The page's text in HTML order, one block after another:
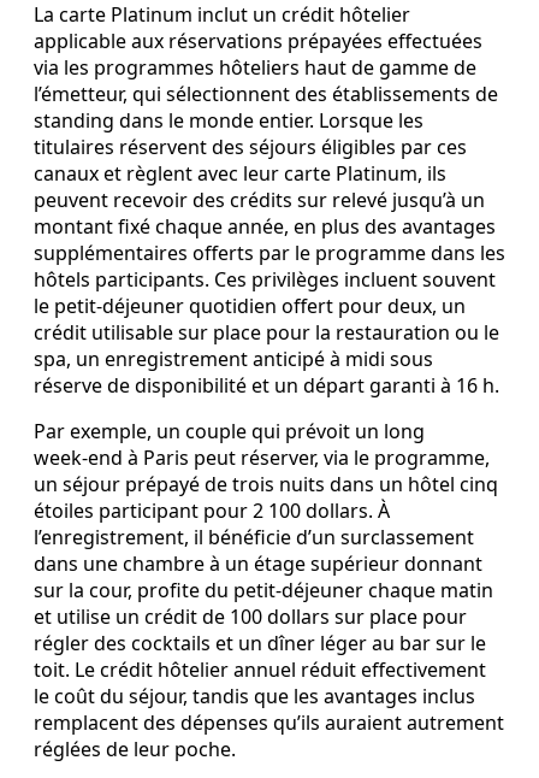
La carte Platinum inclut un crédit hôtelier
applicable aux réservations prépayées effectuées
via les programmes hôteliers haut de gamme de
l’émetteur, qui sélectionnent des établissements de
standing dans le monde entier. Lorsque les
titulaires réservent des séjours éligibles par ces
canaux et règlent avec leur carte Platinum, ils
peuvent recevoir des crédits sur relevé jusqu’à un
montant fixé chaque année, en plus des avantages
supplémentaires offerts par le programme dans les
hôtels participants. Ces privilèges incluent souvent
le petit-déjeuner quotidien offert pour deux, un
crédit utilisable sur place pour la restauration ou le
spa, un enregistrement anticipé à midi sous
réserve de disponibilité et un départ garanti à 16 h.
Par exemple, un couple qui prévoit un long
week‑end à Paris peut réserver, via le programme,
un séjour prépayé de trois nuits dans un hôtel cinq
étoiles participant pour 2 100 dollars. À
l’enregistrement, il bénéficie d’un surclassement
dans une chambre à un étage supérieur donnant
sur la cour, profite du petit‑déjeuner chaque matin
et utilise un crédit de 100 dollars sur place pour
régler des cocktails et un dîner léger au bar sur le
toit. Le crédit hôtelier annuel réduit effectivement
le coût du séjour, tandis que les avantages inclus
remplacent des dépenses qu’ils auraient autrement
réglées de leur poche.